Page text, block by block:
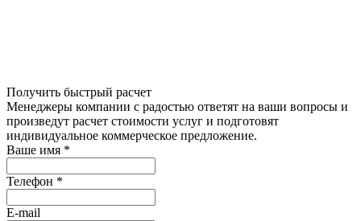
Получить быстрый расчет
Менеджеры компании с радостью ответят на ваши вопросы и
произведут расчет стоимости услуг и подготовят
индивидуальное коммерческое предложение.
Ваше имя *
Телефон *
E-mail